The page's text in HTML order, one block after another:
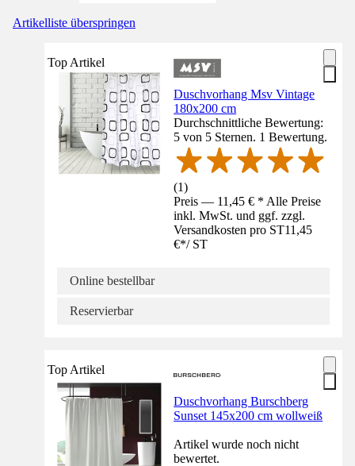
Artikelliste überspringen
Top Artikel
Duschvorhang Msv Vintage
180x200 cm
Durchschnittliche Bewertung:
5 von 5 Sternen. 1 Bewertung.
(1)
Preis — 11,45 € * Alle Preise
inkl. MwSt. und ggf. zzgl.
Versandkosten pro ST11,45
€*/ ST
Online bestellbar
Reservierbar
Top Artikel
Duschvorhang Burschberg
Sunset 145x200 cm wollweiß
Artikel wurde noch nicht
bewertet.